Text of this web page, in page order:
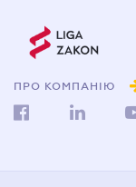
ПРО КОМПАНІЮ